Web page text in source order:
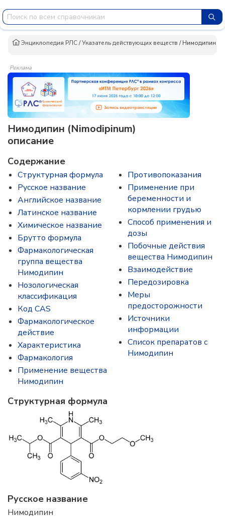
Энциклопедия РЛС/Указатель действующих веществ /Нимодипин
Реклама
Нимодипин (Nimodipinum)
описание
Содержание
Структурная формула
Русское название
Английское название
Латинское название
Химическое название
Брутто формула
Фармакологическая
группа вещества
Нимодипин
Нозологическая
классификация
Код CAS
Фармакологическое
действие
Характеристика
Фармакология
Применение вещества
Нимодипин
Противопоказания
Применение при
беременности и
кормлении грудью
Способ применения и
дозы
Побочные действия
вещества Нимодипин
Взаимодействие
Передозировка
Меры
предосторожности
Источники
информации
Список препаратов с
Нимодипин
Структурная формула
Русское название
Нимодипин